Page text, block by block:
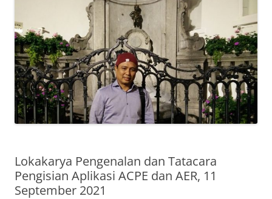
Lokakarya Pengenalan dan Tatacara
Pengisian Aplikasi ACPE dan AER, 11
September 2021